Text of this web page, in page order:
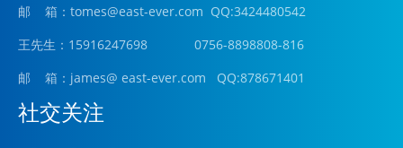
邮 箱：tomes@east-ever.com QQ:3424480542
王先生：15916247698 0756-8898808-816
邮 箱：james@ east-ever.com QQ:878671401
社交关注